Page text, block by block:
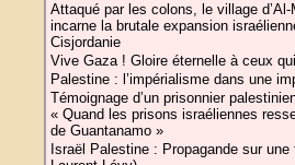
Attaqué par les colons, le village d’Al-
incarne la brutale expansion
Cisjordanie
Vive Gaza ! Gloire éternelle à ceux
Palestine : l’impérialisme dans une
Témoignage d’un prisonnier
« Quand les prisons israéliennes
de Guantanamo »
Israël Palestine : Propagande sur une